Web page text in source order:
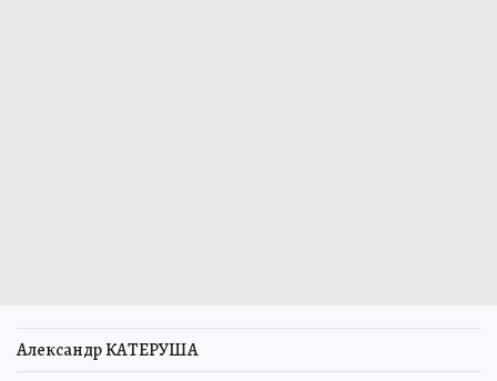
Александр КАТЕРУША